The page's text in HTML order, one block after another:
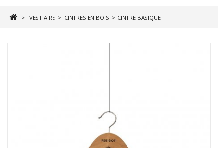
> VESTIAIRE > CINTRES EN BOIS > CINTRE BASIQUE